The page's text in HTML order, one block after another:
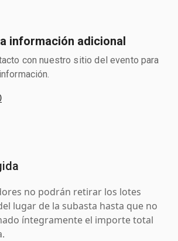
información adicional
con nuestro sitio del evento para
no podrán retirar los lotes
lugar de la subasta hasta que no
íntegramente el importe total